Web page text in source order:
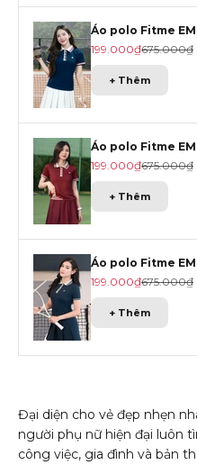
Áo polo Fitme
Giá khuyến mãi
199.000₫Giá gốc
675.000₫
+ Thêm
Áo polo Fitme
Giá khuyến mãi
199.000₫Giá gốc
675.000₫
+ Thêm
Áo polo Fitme
Giá khuyến mãi
199.000₫Giá gốc
675.000₫
+ Thêm
Đại diện cho vẻ đẹp nhẹn
người phụ nữ hiện đại luôn
công việc, gia đình và bản